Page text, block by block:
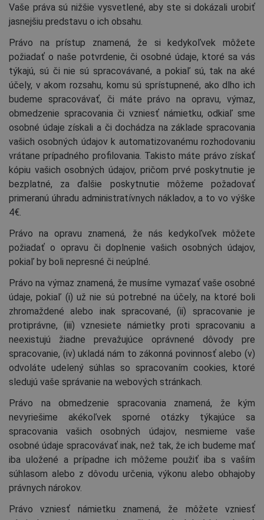
Vaše práva sú nižšie vysvetlené, aby ste si dokázali urobiť
jasnejšiu predstavu o ich obsahu.
Právo na prístup znamená, že si kedykoľvek môžete
požiadať o naše potvrdenie, či osobné údaje, ktoré sa vás
týkajú, sú či nie sú spracovávané, a pokiaľ sú, tak na aké
účely, v akom rozsahu, komu sú sprístupnené, ako dlho ich
budeme spracovávať, či máte právo na opravu, výmaz,
obmedzenie spracovania či vzniesť námietku, odkiaľ sme
osobné údaje získali a či dochádza na základe spracovania
vašich osobných údajov k automatizovanému rozhodovaniu
vrátane prípadného profilovania. Takisto máte právo získať
kópiu vašich osobných údajov, pričom prvé poskytnutie je
bezplatné, za ďalšie poskytnutie môžeme požadovať
primeranú úhradu administratívnych nákladov, a to vo výške
4€.
Právo na opravu znamená, že nás kedykoľvek môžete
požiadať o opravu či doplnenie vašich osobných údajov,
pokiaľ by boli nepresné či neúplné.
Právo na výmaz znamená, že musíme vymazať vaše osobné
údaje, pokiaľ (i) už nie sú potrebné na účely, na ktoré boli
zhromaždené alebo inak spracované, (ii) spracovanie je
protiprávne, (iii) vznesiete námietky proti spracovaniu a
neexistujú žiadne prevažujúce oprávnené dôvody pre
spracovanie, (iv) ukladá nám to zákonná povinnosť alebo (v)
odvoláte udelený súhlas so spracovaním cookies, ktoré
sledujú vaše správanie na webových stránkach.
Právo na obmedzenie spracovania znamená, že kým
nevyriešime akékoľvek sporné otázky týkajúce sa
spracovania vašich osobných údajov, nesmieme vaše
osobné údaje spracovávať inak, než tak, že ich budeme mať
iba uložené a prípadne ich môžeme použiť iba s vaším
súhlasom alebo z dôvodu určenia, výkonu alebo obhajoby
právnych nárokov.
Právo vzniesť námietku znamená, že môžete vzniesť